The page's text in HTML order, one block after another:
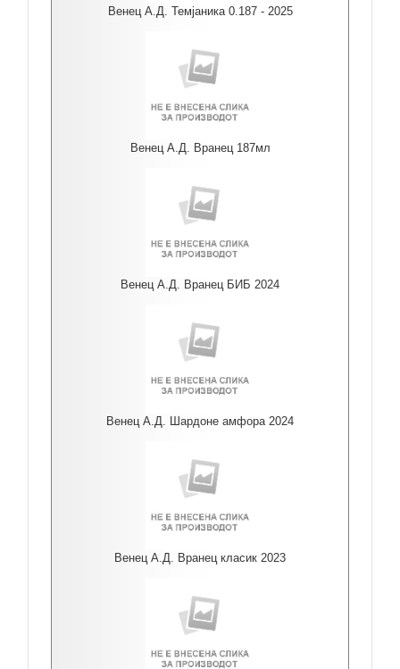
Венец А.Д. Темјаника 0.187 - 2025
Венец А.Д. Вранец 187мл
Венец А.Д. Вранец БИБ 2024
Венец А.Д. Шардоне амфора 2024
Венец А.Д. Вранец класик 2023